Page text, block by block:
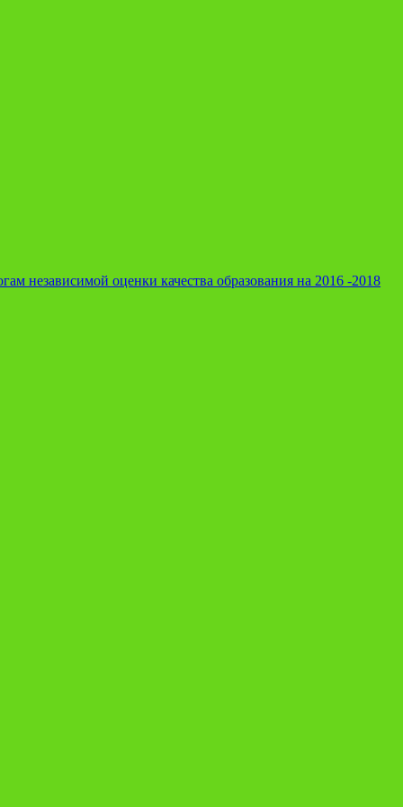
независимой оценки качества образования на 2016 -2018